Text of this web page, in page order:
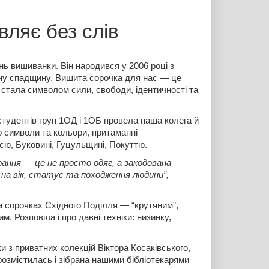
без слів
вишиванки. Він народився у 2006 році з
спадщину. Вишита сорочка для нас — це
символом сили, свободи, ідентичності та
груп 1ОД і 1ОБ провела наша колега й
та кольори, притаманні
Буковині, Гуцульщині, Покуттю.
— це не просто одяг, а закодована
на вік, статус та походження людини”, —
Східного Поділля — “крутяним”,
Розповіла і про давні техніки: низинку,
з приватних колекцій Віктора Косаківського,
і зібрана нашими бібліотекарями